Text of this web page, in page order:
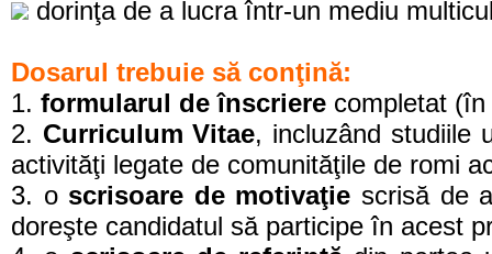
dorinţa de a lucra într-un mediu
Dosarul trebuie să conţină:
1. formularul de înscriere completat
2. Curriculum Vitae, incluzând studiile
activităţi legate de comunităţile de romi
3. o scrisoare de motivaţie scrisă de
doreşte candidatul să participe în acest